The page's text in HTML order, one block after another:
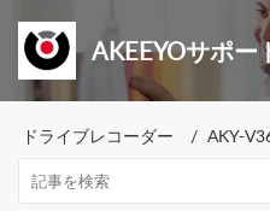
AKEEYOサポー
ドライブレコーダー AKY-